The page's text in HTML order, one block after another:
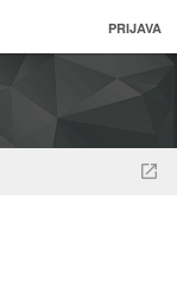
PRIJAVA